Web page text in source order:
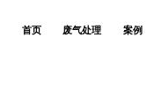
首页 废气处理 案例